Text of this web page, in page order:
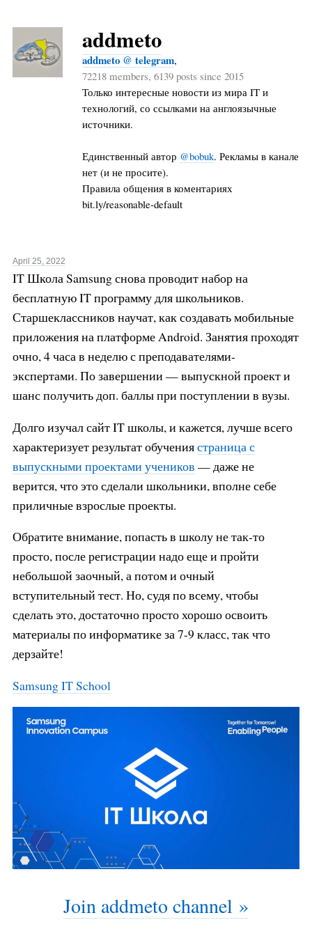
addmeto
addmeto @ telegram,
72218 members, 6139 posts since 2015
Только интересные новости из мира IT и
технологий, со ссылками на англоязычные
источники.
Единственный автор @bobuk. Рекламы в канале
нет (и не просите).
Правила общения в коментариях
bit.ly/reasonable-default
April 25, 2022
IT Школа Samsung снова проводит набор на
бесплатную IT программу для школьников.
Старшеклассников научат, как создавать мобильные
приложения на платформе Android. Занятия проходят
очно, 4 часа в неделю с преподавателями-
экспертами. По завершении — выпускной проект и
шанс получить доп. баллы при поступлении в вузы.
Долго изучал сайт IT школы, и кажется, лучше всего
характеризует результат обучениястраница с
выпускными проектами учеников — даже не
верится, что это сделали школьники, вполне себе
приличные взрослые проекты.
Обратите внимание, попасть в школу не так-то
просто, после регистрации надо еще и пройти
небольшой заочный, а потом и очный
вступительный тест. Но, судя по всему, чтобы
сделать это, достаточно просто хорошо освоить
материалы по информатике за 7-9 класс, так что
дерзайте!
Samsung IT School
Join addmeto channel »